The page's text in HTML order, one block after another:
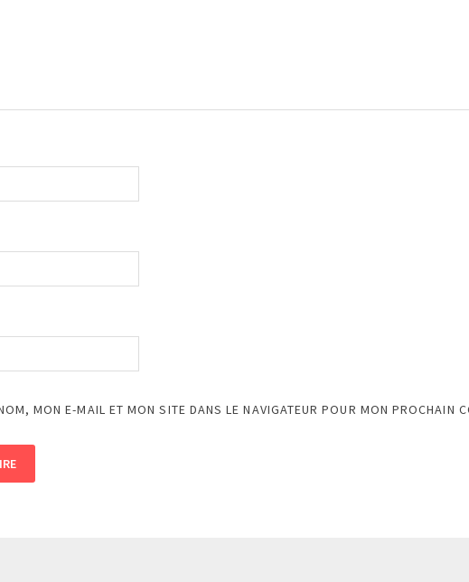
MON E-MAIL ET MON SITE DANS LE NAVIGATEUR POUR MON PROCHAIN